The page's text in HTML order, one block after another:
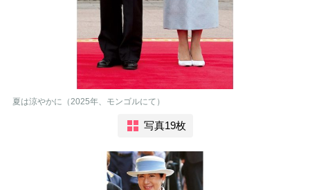
夏は涼やかに（2025年、モンゴルにて）
写真19枚